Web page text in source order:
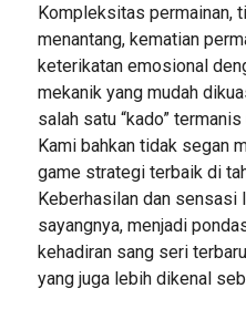
Kompleksitas permainan,
menantang, kematian
keterikatan emosional
mekanik yang mudah
salah satu “kado”
Kami bahkan tidak segan
game strategi terbaik di
Keberhasilan dan sensasi
sayangnya, menjadi
kehadiran sang seri
yang juga lebih dikenal